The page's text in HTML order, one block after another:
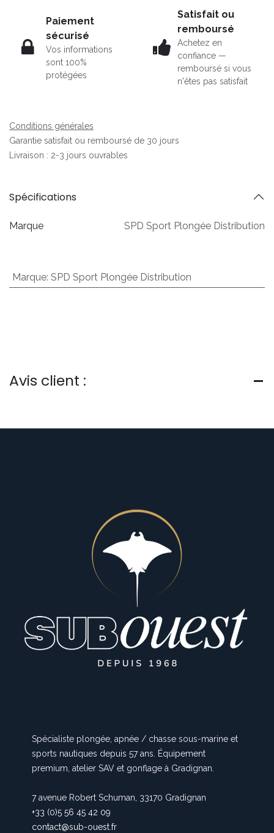
Paiement
sécurisé
Vos informations
sont 100%
protégées
Satisfait ou
remboursé
Achetez en
confiance —
remboursé si vous
n'êtes pas satisfait
Conditions générales
Garantie satisfait ou remboursé de 30 jours
Livraison : 2-3 jours ouvrables
Spécifications
Marque SPD Sport Plongée Distribution
Marque: SPD Sport Plongée Distribution
Avis client :
Spécialiste plongée, apnée / chasse sous-marine et
sports nautiques depuis 57 ans. Équipement
premium, atelier SAV et gonflage à Gradignan.
7 avenue Robert Schuman, 33170 Gradignan
+33 (0)5 56 45 42 09
contact@sub-ouest.fr